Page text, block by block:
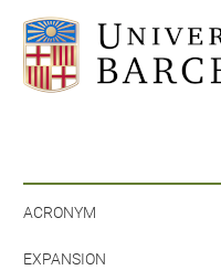
ACRONYM
EXPANSION